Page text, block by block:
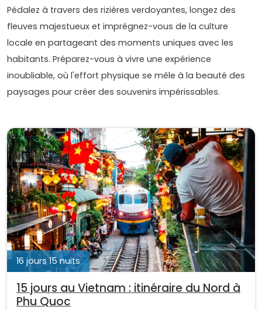
Pédalez à travers des rizières verdoyantes, longez des
fleuves majestueux et imprégnez-vous de la culture
locale en partageant des moments uniques avec les
habitants. Préparez-vous à vivre une expérience
inoubliable, où l'effort physique se mêle à la beauté des
paysages pour créer des souvenirs impérissables.
16 jours 15 nuits
15 jours au Vietnam : itinéraire du Nord à
Phu Quoc